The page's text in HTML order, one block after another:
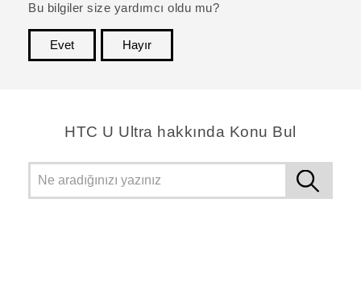
Bu bilgiler size yardımcı oldu mu?
Evet
Hayır
HTC U Ultra hakkında Konu Bul